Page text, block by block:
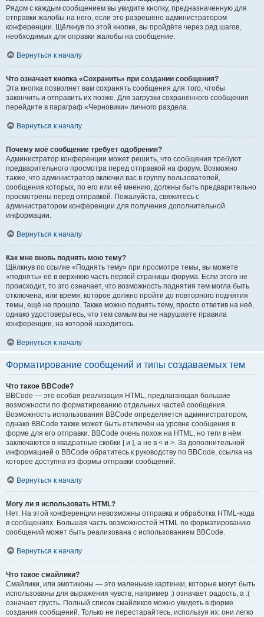
Рядом с каждым сообщением вы увидите кнопку, предназначенную для
отправки жалобы на него, если это разрешено администратором
конференции. Щёлкнув по этой кнопке, вы пройдёте через ряд шагов,
необходимых для оправки жалобы на сообщение.
Вернуться к началу
Что означает кнопка «Сохранить» при создании сообщения?
Эта кнопка позволяет вам сохранять сообщения для того, чтобы
закончить и отправить их позже. Для загрузки сохранённого сообщения
перейдите в параграф «Черновики» личного раздела.
Вернуться к началу
Почему моё сообщение требует одобрения?
Администратор конференции может решить, что сообщения требуют
предварительного просмотра перед отправкой на форум. Возможно
также, что администратор включил вас в группу пользователей,
сообщения которых, по его или её мнению, должны быть предварительно
просмотрены перед отправкой. Пожалуйста, свяжитесь с
администратором конференции для получения дополнительной
информации.
Вернуться к началу
Как мне вновь поднять мою тему?
Щёлкнув по ссылке «Поднять тему» при просмотре темы, вы можете
«поднять» её в верхнюю часть первой страницы форума. Если этого не
происходит, то это означает, что возможность поднятия тем могла быть
отключена, или время, которое должно пройти до повторного поднятия
темы, ещё не прошло. Также можно поднять тему, просто ответив на неё,
однако удостоверьтесь, что тем самым вы не нарушаете правила
конференции, на которой находитесь.
Вернуться к началу
Форматирование сообщений и типы создаваемых тем
Что такое BBCode?
BBCode — это особая реализация HTML, предлагающая большие
возможности по форматированию отдельных частей сообщения.
Возможность использования BBCode определяется администратором,
однако BBCode также может быть отключён на уровне сообщения в
форме для его отправки. BBCode очень похож на HTML, но теги в нём
заключаются в квадратные скобки [ и ], а не в < и >. За дополнительной
информацией о BBCode обратитесь к руководству по BBCode, ссылка на
которое доступна из формы отправки сообщений.
Вернуться к началу
Могу ли я использовать HTML?
Нет. На этой конференции невозможны отправка и обработка HTML-кода
в сообщениях. Большая часть возможностей HTML по форматированию
сообщений может быть реализована с использованием BBCode.
Вернуться к началу
Что такое смайлики?
Смайлики, или эмотиконы — это маленькие картинки, которые могут быть
использованы для выражения чувств, например :) означает радость, а :(
означает грусть. Полный список смайликов можно увидеть в форме
создания сообщений. Только не перестарайтесь, используя их: они легко